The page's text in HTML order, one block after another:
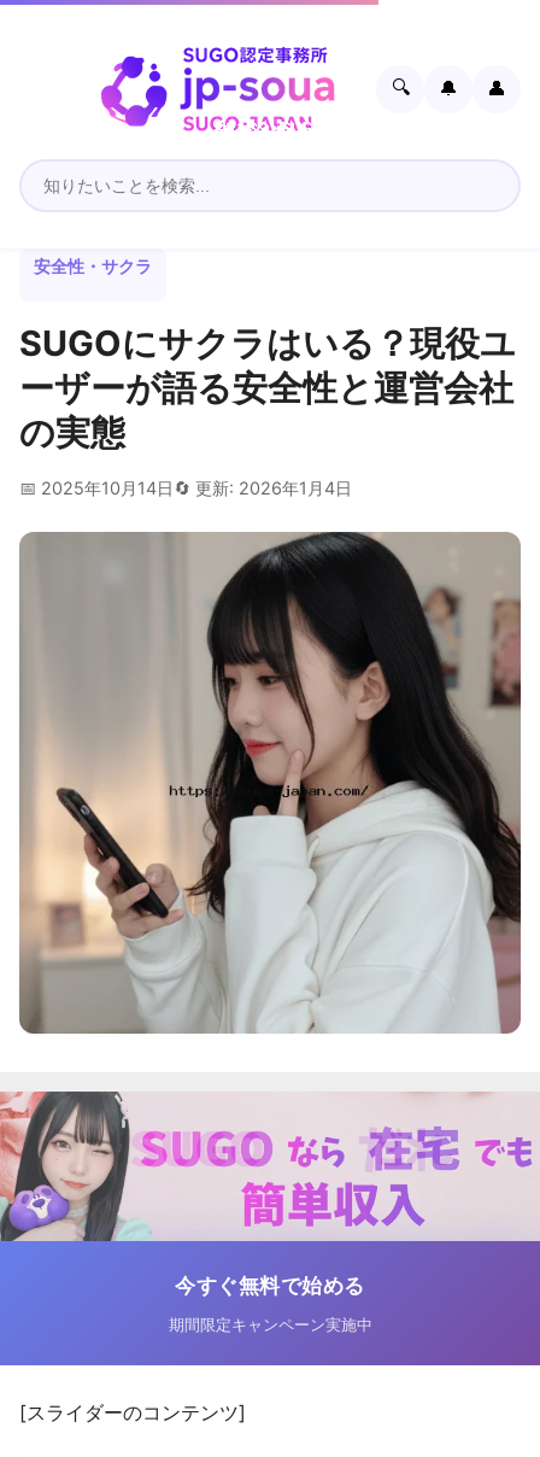
🔍 🔔 👤
安全性・サクラ
SUGOにサクラはいる？現役ユ
ーザーが語る安全性と運営会社
の実態
📅 2025年10月14日 🔄 更新: 2026年1月4日
今すぐ無料で始める
期間限定キャンペーン実施中
[スライダーのコンテンツ]